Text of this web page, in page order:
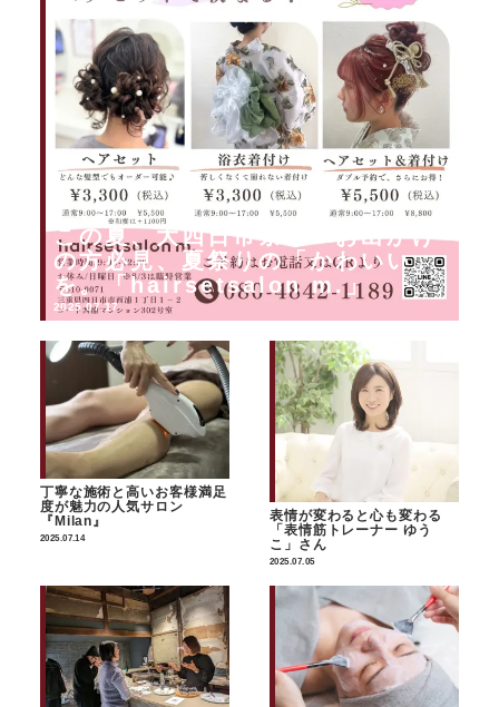
この夏、大四日市祭りへお出かけ
の方必見、夏祭りの「かわいい」
を。「hairsetsalon m.」
2025.07.17
丁寧な施術と高いお客様満足
度が魅力の人気サロン
『Milan』
2025.07.14
表情が変わると心も変わる
「表情筋トレーナー ゆう
こ」さん
2025.07.05